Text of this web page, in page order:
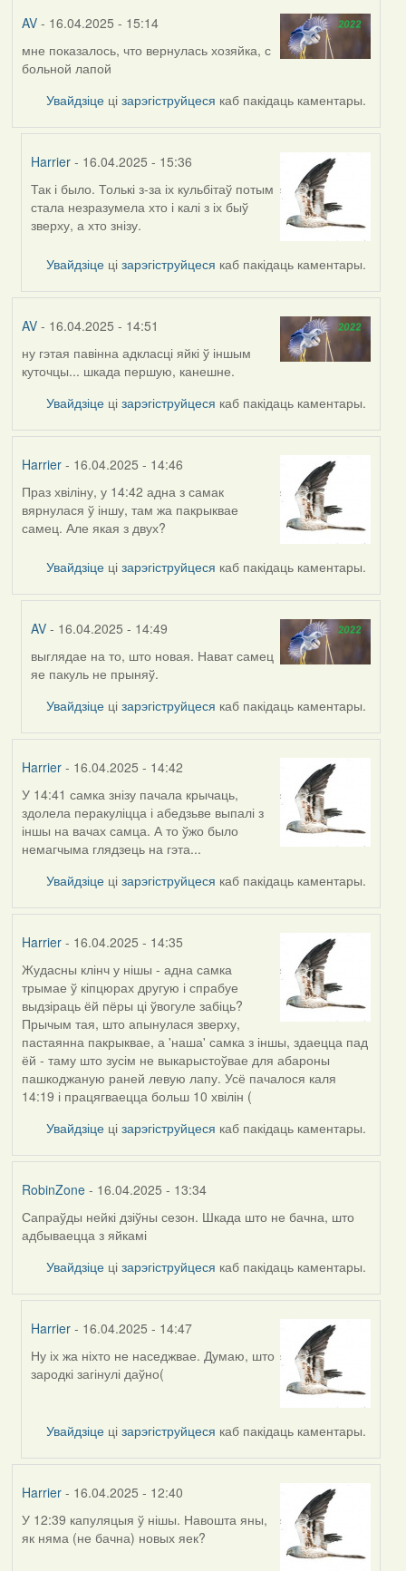
AV- 16.04.2025 - 15:14
мне показалось, что вернулась хозяйка, с
больной лапой
Увайдзіце цізарэгіструйцеся каб пакідаць каментары.
Harrier - 16.04.2025 - 15:36
In
reply
to
AV
Так і было. Толькі з-за іх кульбітаў потым
стала незразумела хто і калі з іх быў
зверху, а хто знізу.
Увайдзіце цізарэгіструйцеся каб пакідаць каментары.
AV- 16.04.2025 - 14:51
ну гэтая павінна адкласці яйкі ў іншым
куточцы... шкада першую, канешне.
Увайдзіце цізарэгіструйцеся каб пакідаць каментары.
Harrier- 16.04.2025 - 14:46
Праз хвіліну, у 14:42 адна з самак
вярнулася ў іншу, там жа пакрыквае
самец. Але якая з двух?
Увайдзіце цізарэгіструйцеся каб пакідаць каментары.
AV - 16.04.2025 - 14:49
In
reply
Harrier
выглядае на то, што новая. Нават самец
яе пакуль не прыняў.
Увайдзіце цізарэгіструйцеся каб пакідаць каментары.
Harrier- 16.04.2025 - 14:42
У 14:41 самка знізу пачала крычаць,
здолела перакуліцца і абедзьве выпалі з
іншы на вачах самца. А то ўжо было
немагчыма глядзець на гэта...
Увайдзіце цізарэгіструйцеся каб пакідаць каментары.
Harrier- 16.04.2025 - 14:35
Жудасны клінч у нішы - адна самка
трымае ў кіпцюрах другую і спрабуе
выдзіраць ёй пёры ці ўвогуле забіць?
Прычым тая, што апынулася зверху,
пастаянна пакрыквае, а 'наша' самка з іншы, здаецца пад
ёй - таму што зусім не выкарыстоўвае для абароны
пашкоджаную раней левую лапу. Усё пачалося каля
14:19 і працягваецца больш 10 хвілін (
Увайдзіце цізарэгіструйцеся каб пакідаць каментары.
RobinZone- 16.04.2025 - 13:34
Сапраўды нейкі дзіўны сезон. Шкада што не бачна, што
адбываецца з яйкамі
Увайдзіце цізарэгіструйцеся каб пакідаць каментары.
Harrier - 16.04.2025 - 14:47
In
reply
RobinZone
Ну іх жа ніхто не наседжвае. Думаю, што
зародкі загінулі даўно(
Увайдзіце цізарэгіструйцеся каб пакідаць каментары.
Harrier- 16.04.2025 - 12:40
У 12:39 капуляцыя ў нішы. Навошта яны,
як няма (не бачна) новых яек?